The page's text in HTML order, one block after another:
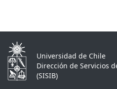
Universidad de Chile
Dirección de Servicios
(SISIB)